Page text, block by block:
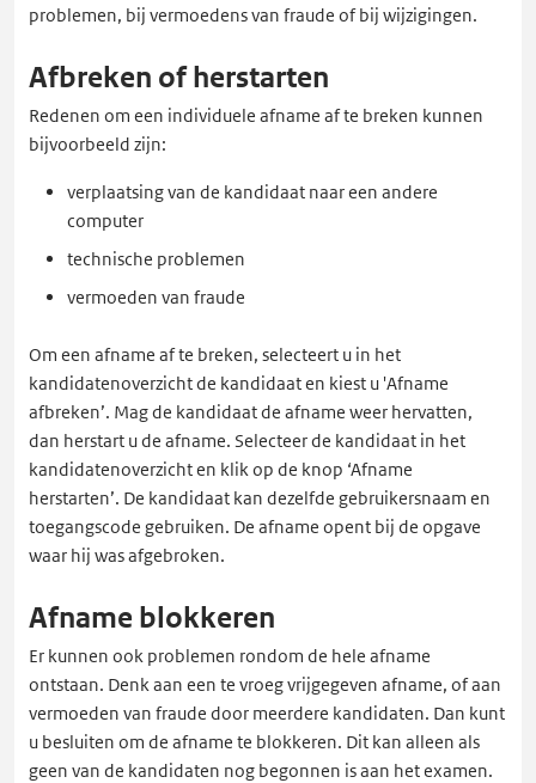
problemen, bij vermoedens van fraude of bij wijzigingen.
Afbreken of herstarten
Redenen om een individuele afname af te breken kunnen
bijvoorbeeld zijn:
verplaatsing van de kandidaat naar een andere
computer
technische problemen
vermoeden van fraude
Om een afname af te breken, selecteert u in het
kandidatenoverzicht de kandidaat en kiest u 'Afname
afbreken’. Mag de kandidaat de afname weer hervatten,
dan herstart u de afname. Selecteer de kandidaat in het
kandidatenoverzicht en klik op de knop ‘Afname
herstarten’. De kandidaat kan dezelfde gebruikersnaam en
toegangscode gebruiken. De afname opent bij de opgave
waar hij was afgebroken.
Afname blokkeren
Er kunnen ook problemen rondom de hele afname
ontstaan. Denk aan een te vroeg vrijgegeven afname, of aan
vermoeden van fraude door meerdere kandidaten. Dan kunt
u besluiten om de afname te blokkeren. Dit kan alleen als
geen van de kandidaten nog begonnen is aan het examen.